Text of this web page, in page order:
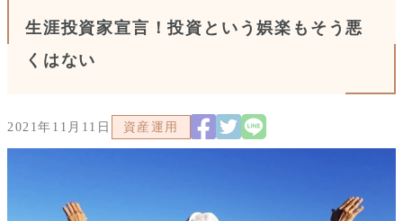
生涯投資家宣言！投資という娯楽もそう悪
くはない
2021年11月11日 資産運用